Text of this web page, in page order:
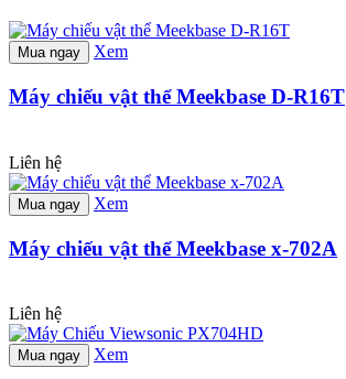
Mua ngay Xem
Máy chiếu vật thể Meekbase D-R16T
Liên hệ
Mua ngay Xem
Máy chiếu vật thể Meekbase x-702A
Liên hệ
Mua ngay Xem